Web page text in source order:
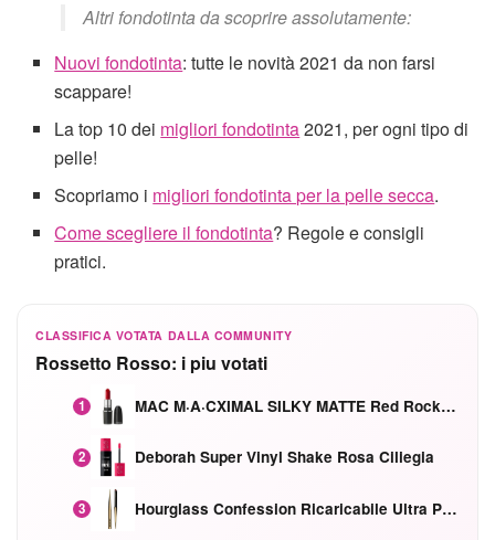
Altri fondotinta da scoprire assolutamente:
Nuovi fondotinta: tutte le novità 2021 da non farsi
scappare!
La top 10 dei migliori fondotinta2021, per ogni tipo di
pelle!
Scopriamo i migliori fondotinta per la pelle secca.
Come scegliere il fondotinta? Regole e consigli
pratici.
CLASSIFICA VOTATA DALLA COMMUNITY
Rossetto Rosso: i piu votati
1 MAC M·A·CXIMAL SILKY MATTE Red Rock mat
2 Deborah Super Vinyl Shake Rosa Ciliegia
3 Hourglass Confession Ricaricabile Ultra Preciso Ad Alta Intensità Secretly Classic Red